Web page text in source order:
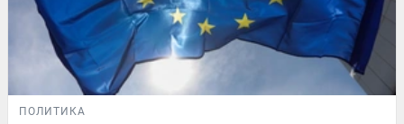
ПОЛИТИКА